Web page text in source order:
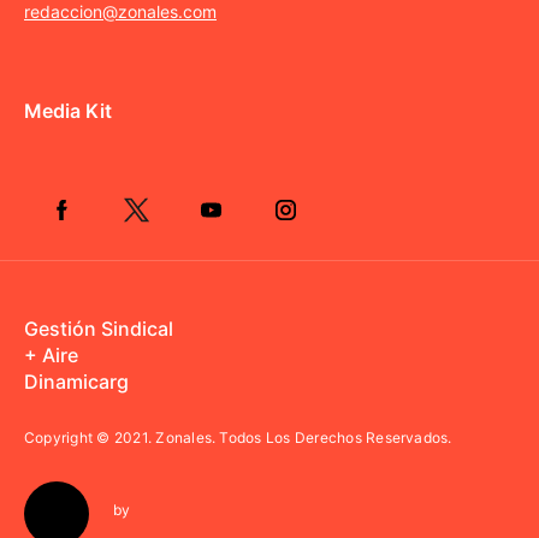
redaccion@zonales.com
Media Kit
Gestión Sindical
+ Aire
Dinamicarg
Copyright © 2021.Zonales. Todos Los Derechos Reservados.
by